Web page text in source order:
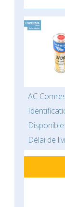
AC
Disponible:
Délai de